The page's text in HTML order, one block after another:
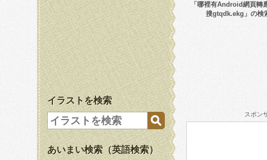
イラストを検索
あいまい検索（英語検索）
「哪裡有Android網頁轉
搜gtqdk.ekg」の検
スポン